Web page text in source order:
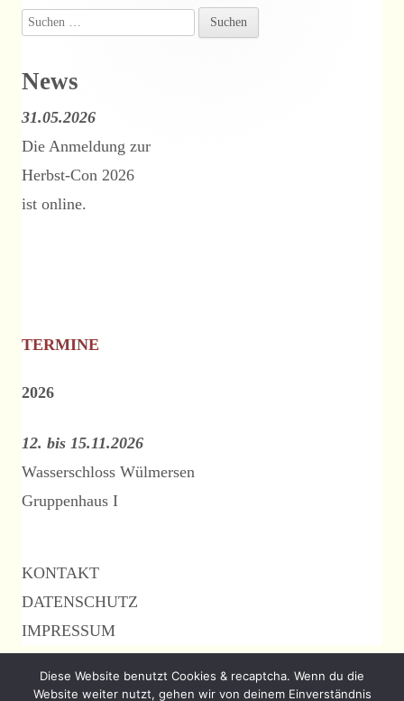
Haupt-
Seitenleiste
Suchen
nach:
News
31.05.2026
Die Anmeldung zur
Herbst-Con 2026
ist online.
TERMINE
2026
12. bis 15.11.2026
Wasserschloss Wülmersen
Gruppenhaus I
KONTAKT
DATENSCHUTZ
IMPRESSUM
Diese Website benutzt Cookies & recaptcha. Wenn du die
Website weiter nutzt, gehen wir von deinem Einverständnis